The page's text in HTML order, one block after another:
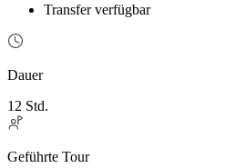
Transfer verfügbar
Dauer
12 Std.
Geführte Tour